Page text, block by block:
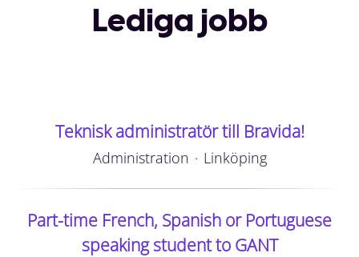
Lediga jobb
Teknisk administratör till Bravida!
Administration · Linköping
Part-time French, Spanish or Portuguese
speaking student to GANT